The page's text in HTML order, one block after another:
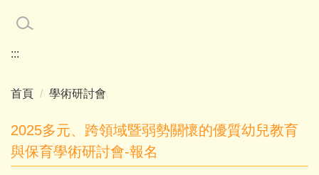
:::
首頁 學術研討會
2025多元、跨領域暨弱勢關懷的優質幼兒教育
與保育學術研討會-報名